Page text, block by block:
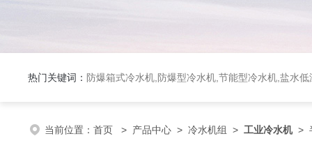
热门关键词： 防爆箱式冷水机,防爆型冷水机,节能型冷水机,盐水低
当前位置： 首页 > 产品中心 > 冷水机组 > 工业冷水机>